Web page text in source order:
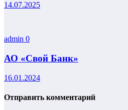
14.07.2025
admin 0
АО «Свой Банк»
16.01.2024
Отправить комментарий